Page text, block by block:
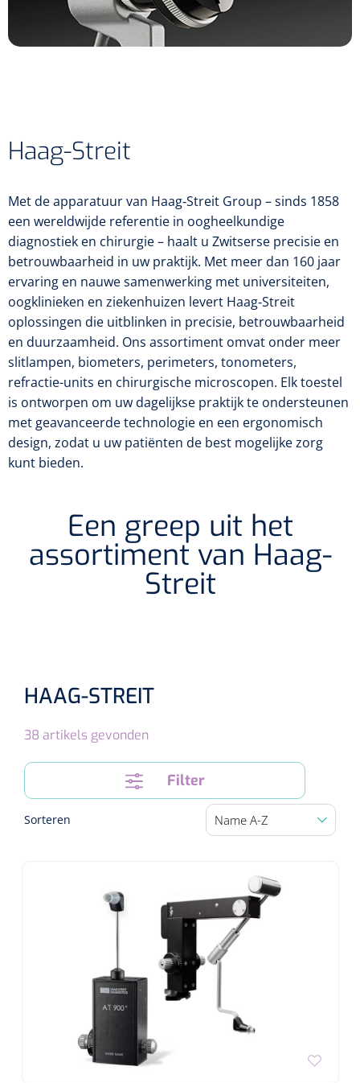
Oogheelkundig Chirurgiesysteem
Femto lasers
Pupillometers
Gonioscopen
Zonder keratometrie
Wavefront aberrometers
Met keratometrie
Foropters
Lensmeters
Biometers
Ultrasound biometers
Optische biometers
Fundus Cameras
Pachimeters
Speculaire Microscopen
Optotypeschermen
Ofthalmoscopen en skiascopen
Pasglazen
Wegwerp instrumenten
Herbruikbare instrumenten
Mesjes en cannulla's
Watertank en filters
Tracers en blockers
Inrichting
Tabouretten
Diagnostische patiëntenzetels
Units
Chirurgenstoelen
Tafels
Haag-Streit
Met de apparatuur van Haag‑Streit Group – sinds 1858
een wereldwijde referentie in oogheelkundige
diagnostiek en chirurgie – haalt u Zwitserse precisie en
betrouwbaarheid in uw praktijk. Met meer dan 160 jaar
ervaring en nauwe samenwerking met universiteiten,
oogklinieken en ziekenhuizen levert Haag‑Streit
oplossingen die uitblinken in precisie, betrouwbaarheid
en duurzaamheid. Ons assortiment omvat onder meer
slitlampen, biometers, perimeters, tonometers,
refractie-units en chirurgische microscopen. Elk toestel
is ontworpen om uw dagelijkse praktijk te ondersteunen
met geavanceerde technologie en een ergonomisch
design, zodat u uw patiënten de best mogelijke zorg
kunt bieden.
Een greep uit het
assortiment van Haag-
Streit
HAAG-STREIT
38 artikels gevonden
Filter
Sorteren